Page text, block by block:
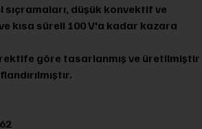
sıçramaları, düşük konvektif ve
kısa süreli 100 V'a kadar kazara
göre tasarlanmış ve üretilmiştir